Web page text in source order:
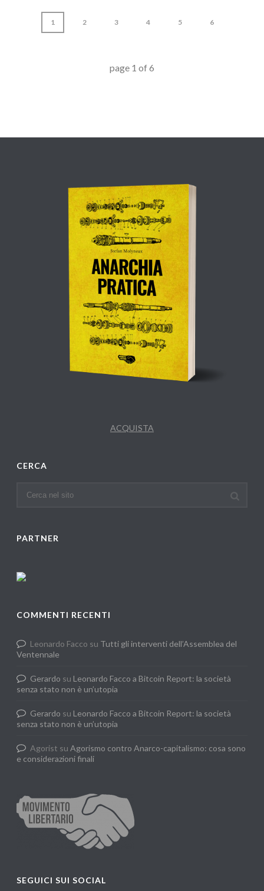
1 2 3 4 5 6
page 1 of6
ACQUISTA
CERCA
PARTNER
COMMENTI RECENTI
Leonardo Facco su Tutti gli interventi dell’Assemblea del
Ventennale
Gerardo su Leonardo Facco a Bitcoin Report: la società
senza stato non è un’utopia
Gerardo su Leonardo Facco a Bitcoin Report: la società
senza stato non è un’utopia
Agorist suAgorismo contro Anarco-capitalismo: cosa sono
e considerazioni finali
SEGUICI SUI SOCIAL